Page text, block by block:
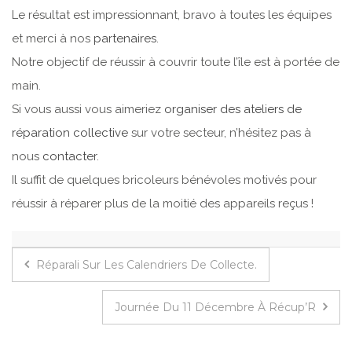
Le résultat est impressionnant, bravo à toutes les équipes
et merci à nos partenaires.
Notre objectif de réussir à couvrir toute l’île est à portée de
main.
Si vous aussi vous aimeriez organiser des ateliers de
réparation collective sur votre secteur, n’hésitez pas à
nous contacter.
Il suffit de quelques bricoleurs bénévoles motivés pour
réussir à réparer plus de la moitié des appareils reçus !
Réparali Sur Les Calendriers De Collecte.
Journée Du 11 Décembre À Récup’R